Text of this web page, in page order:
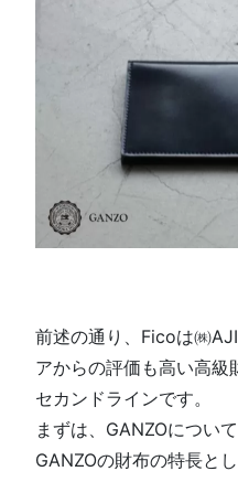
前述の通り、Ficoは㈱
アからの評価も高い高級
セカンドラインです。
まずは、GANZOについ
GANZOの財布の特長と